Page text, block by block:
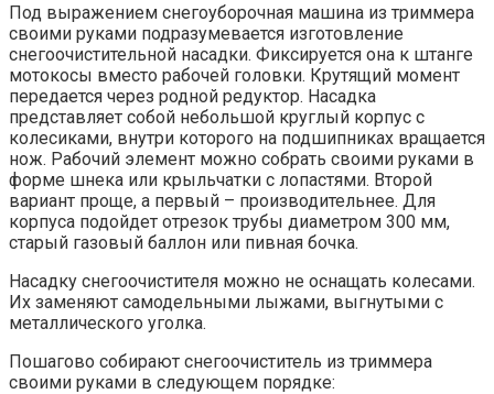
Под выражением снегоуборочная машина из триммера
своими руками подразумевается изготовление
снегоочистительной насадки. Фиксируется она к штанге
мотокосы вместо рабочей головки. Крутящий момент
передается через родной редуктор. Насадка
представляет собой небольшой круглый корпус с
колесиками, внутри которого на подшипниках вращается
нож. Рабочий элемент можно собрать своими руками в
форме шнека или крыльчатки с лопастями. Второй
вариант проще, а первый – производительнее. Для
корпуса подойдет отрезок трубы диаметром 300 мм,
старый газовый баллон или пивная бочка.
Насадку снегоочистителя можно не оснащать колесами.
Их заменяют самодельными лыжами, выгнутыми с
металлического уголка.
Пошагово собирают снегоочиститель из триммера
своими руками в следующем порядке: